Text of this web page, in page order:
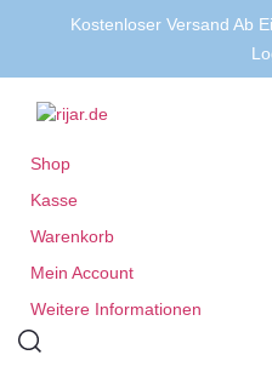
Kostenloser Versand Ab
Shop
Kasse
Warenkorb
Mein Account
Weitere Informationen